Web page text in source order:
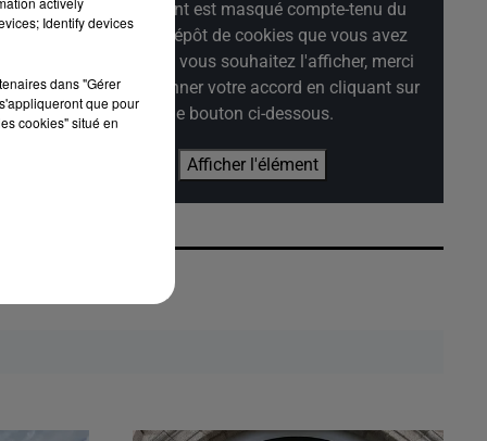
Cet élément est masqué compte-tenu du
refus du dépôt de cookies que vous avez
exprimé. Si vous souhaitez l'afficher, merci
de nous donner votre accord en cliquant sur
le bouton ci-dessous.
Afficher l'élément
Identify devices
dans "Gérer
que pour
cookies" situé en